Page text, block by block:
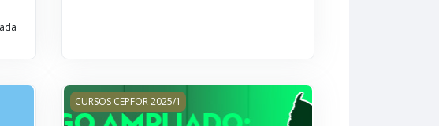
- 2025/1 - TURMA 7DC-GO Ampliado: Conhecer e Reconhecer - Ciências da Natureza -
CURSOS CEPFOR 2025/1